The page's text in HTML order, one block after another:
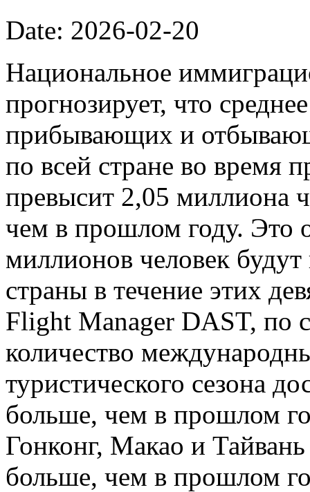
Date: 2026-02-20
Национальное
прогнозирует, что
прибывающих и
по всей стране во время
превысит 2,05 миллиона
чем в прошлом году. Это
миллионов человек будут
страны в течение этих
Flight Manager DAST, по
количество
туристического сезона
больше, чем в прошлом
Гонконг, Макао и
больше, чем в прошлом